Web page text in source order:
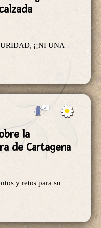
¡¡NI UNA
la
de Cartagena
y retos para su